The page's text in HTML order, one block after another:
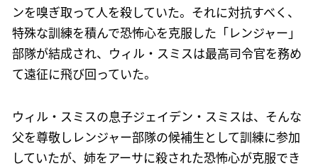
ンを嗅ぎ取って人を殺していた。それに対抗すべく、
特殊な訓練を積んで恐怖心を克服した「レンジャー」
部隊が結成され、ウィル・スミスは最高司令官を務め
て遠征に飛び回っていた。
ウィル・スミスの息子ジェイデン・スミスは、そんな
父を尊敬しレンジャー部隊の候補生として訓練に参加
していたが、姉をアーサに殺された恐怖心が克服でき